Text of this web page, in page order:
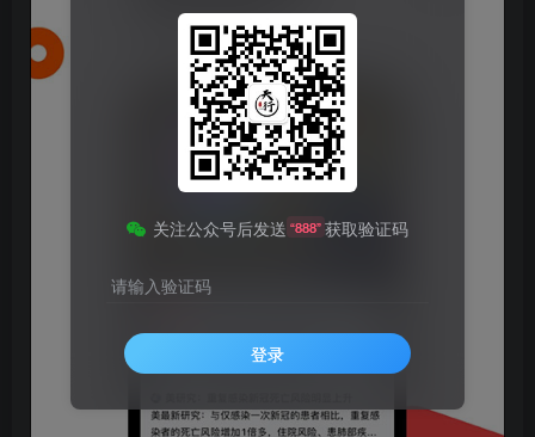
关注公众号后发送 “888” 获取验证码
请输入验证码
登录